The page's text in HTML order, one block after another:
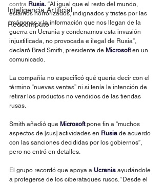
Inteligencia Artificial
Redcómputo
contra Rusia. “Al igual que el resto del mundo,
estamos horrorizados, indignados y tristes por las
imágenes y la información que nos llegan de la
guerra en Ucrania y condenamos esta invasión
injustificada, no provocada e ilegal de Rusia”,
declaró Brad Smith, presidente de Microsoft en un
comunicado.
La compañía no especificó qué quería decir con el
término “nuevas ventas” ni si tenía la intención de
retirar los productos no vendidos de las tiendas
rusas.
Smith añadió que Microsoft pone fin a “muchos
aspectos de [sus] actividades en Rusia de acuerdo
con las sanciones decididas por los gobiernos”,
pero no entró en detalles.
El grupo recordó que apoya a Ucrania ayudándole
a protegerse de los ciberataques rusos. “Desde el